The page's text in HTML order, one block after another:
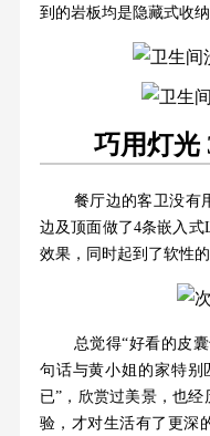
到的岩板均是隐藏式收纳
巧用灯光
餐厅边的客卫没有
边及顶面做了4条嵌入式
效果，同时起到了软性的
总觉得“好看的皮
句话与黄小姐的家特别
已”，欣赏过美景，也
验，才对生活有了更深